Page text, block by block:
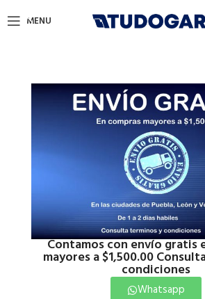
Contamos con envío gratis
mayores a $1,500.00
condiciones
Whatsapp
MENU